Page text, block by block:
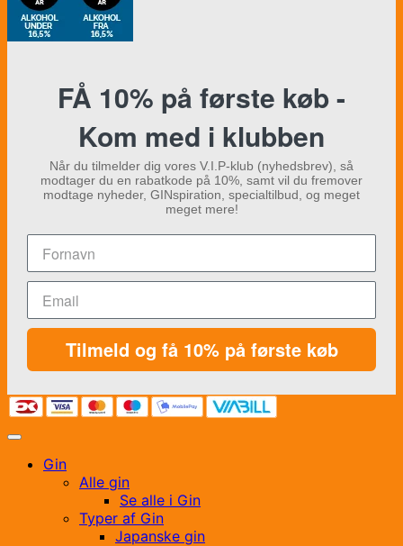
FÅ 10% på første køb -
Kom med i klubben
Når du tilmelder dig vores V.I.P-klub (nyhedsbrev), så
modtager du en rabatkode på 10%, samt vil du fremover
modtage nyheder, GINspiration, specialtilbud, og meget
meget mere!
Tilmeld og få 10% på første køb
Gin
Alle gin
Se alle i Gin
Typer af Gin
Japanske gin